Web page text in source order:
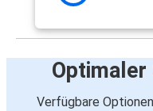
Optimaler
Verfügbare